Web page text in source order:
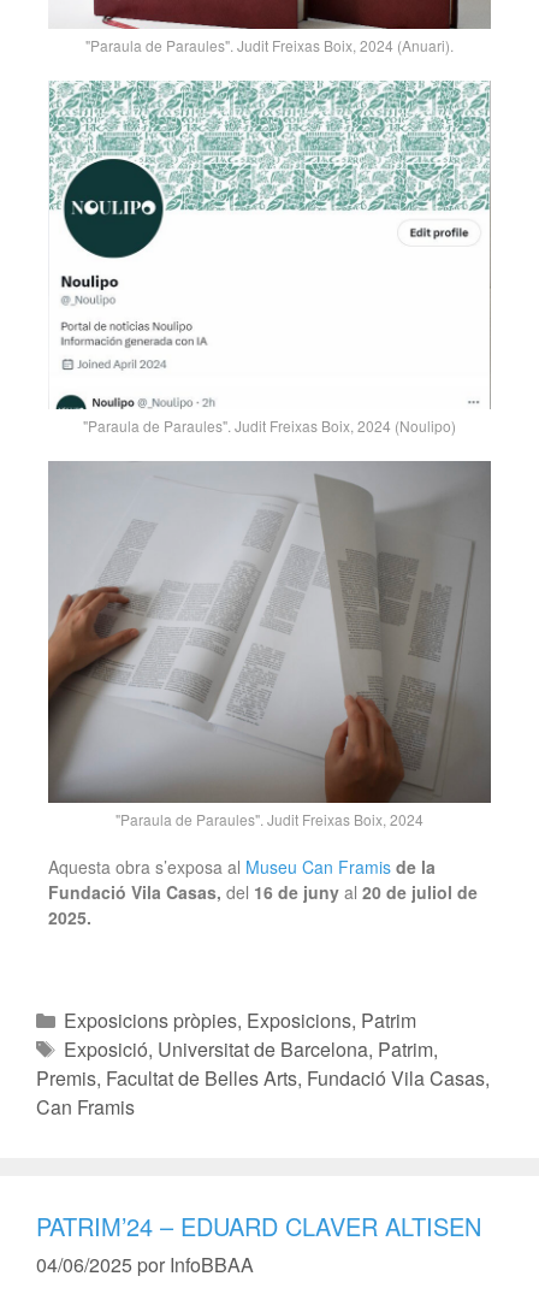
"Paraula de Paraules". Judit Freixas Boix, 2024 (Anuari).
"Paraula de Paraules". Judit Freixas Boix, 2024 (Noulipo)
"Paraula de Paraules". Judit Freixas Boix, 2024
Aquesta obra s’exposa al Museu Can Framis de la
Fundació Vila Casas, del 16 de juny al 20 de juliol de
2025.
Exposicions pròpies, Exposicions, Patrim
Exposició, Universitat de Barcelona, Patrim,
Premis, Facultat de Belles Arts, Fundació Vila Casas,
Can Framis
PATRIM’24 – EDUARD CLAVER ALTISEN
04/06/2025 por InfoBBAA